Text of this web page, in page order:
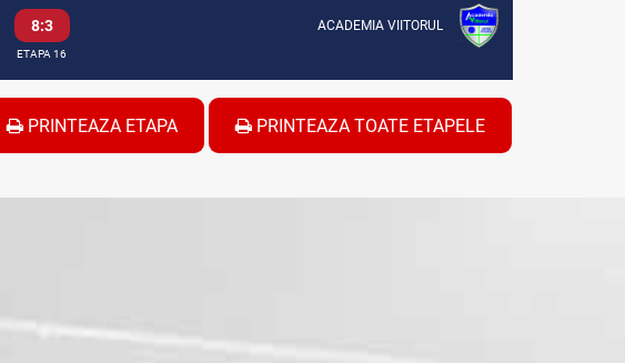
8:3 ACADEMIA VIITORUL
ETAPA 16
PRINTEAZA ETAPA PRINTEAZA TOATE ETAPELE